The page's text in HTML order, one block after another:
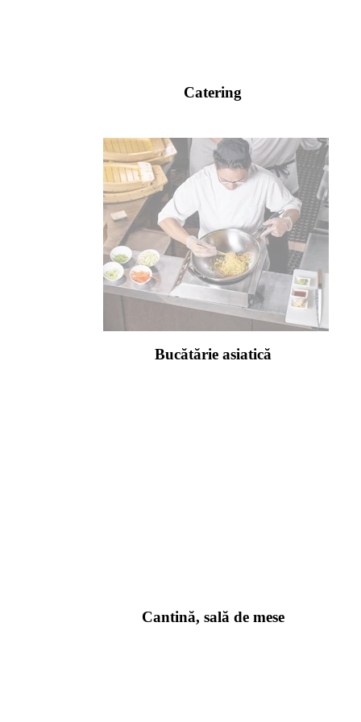
Catering
Bucătărie asiatică
Cantină, sală de mese